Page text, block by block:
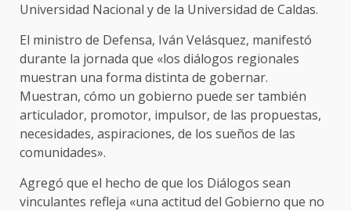
Universidad Nacional y de la Universidad de Caldas.
El ministro de Defensa, Iván Velásquez, manifestó
durante la jornada que «los diálogos regionales
muestran una forma distinta de gobernar.
Muestran, cómo un gobierno puede ser también
articulador, promotor, impulsor, de las propuestas,
necesidades, aspiraciones, de los sueños de las
comunidades».
Agregó que el hecho de que los Diálogos sean
vinculantes refleja «una actitud del Gobierno que no